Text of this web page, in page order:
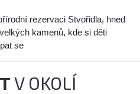
rezervaci Stvořidla, hned
kamenů, kde si děti
se
V OKOLÍ